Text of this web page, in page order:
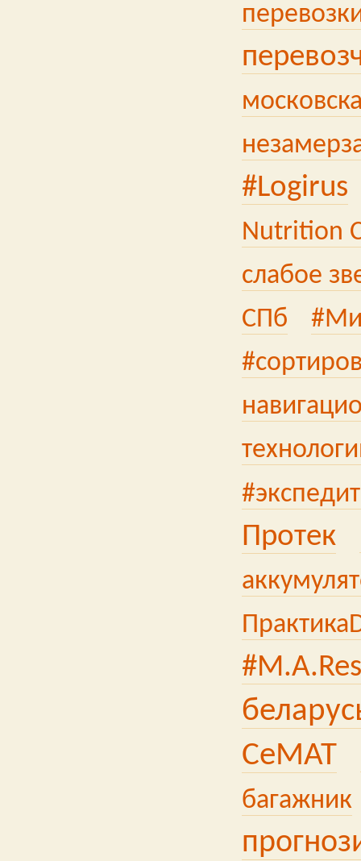
#Logirus
Nutrition
слабое
СПб
Протек
СеМАТ
багажник